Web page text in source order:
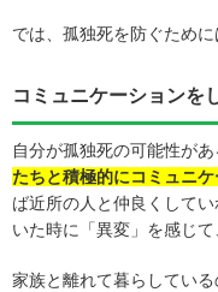
では、孤独死を防ぐため
コミュニケーションを
自分が孤独死の可能性があ
たちと積極的にコミュニ
ば近所の人と仲良くして
いた時に「異変」を感じ
家族と離れて暮らしている